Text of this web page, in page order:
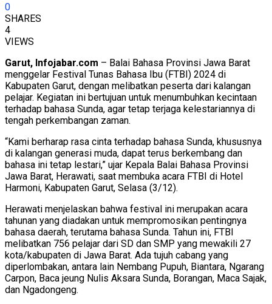
0
SHARES
4
VIEWS
Garut, Infojabar.com – Balai Bahasa Provinsi Jawa Barat
menggelar Festival Tunas Bahasa Ibu (FTBI) 2024 di
Kabupaten Garut, dengan melibatkan peserta dari kalangan
pelajar. Kegiatan ini bertujuan untuk menumbuhkan kecintaan
terhadap bahasa Sunda, agar tetap terjaga kelestariannya di
tengah perkembangan zaman.
“Kami berharap rasa cinta terhadap bahasa Sunda, khususnya
di kalangan generasi muda, dapat terus berkembang dan
bahasa ini tetap lestari,” ujar Kepala Balai Bahasa Provinsi
Jawa Barat, Herawati, saat membuka acara FTBI di Hotel
Harmoni, Kabupaten Garut, Selasa (3/12).
Herawati menjelaskan bahwa festival ini merupakan acara
tahunan yang diadakan untuk mempromosikan pentingnya
bahasa daerah, terutama bahasa Sunda. Tahun ini, FTBI
melibatkan 756 pelajar dari SD dan SMP yang mewakili 27
kota/kabupaten di Jawa Barat. Ada tujuh cabang yang
diperlombakan, antara lain Nembang Pupuh, Biantara, Ngarang
Carpon, Baca jeung Nulis Aksara Sunda, Borangan, Maca Sajak,
dan Ngadongeng.